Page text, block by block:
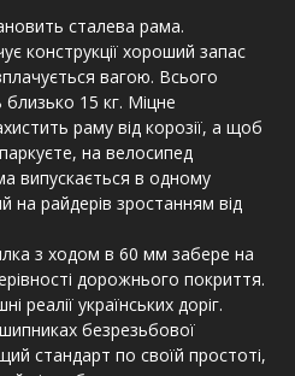
сталева рама.
конструкції хороший запас
вагою. Всього
15 кг. Міцне
раму від корозії, а щоб
на велосипед
випускається в одному
на райдерів зростанням від
з ходом в 60 мм забере на
дорожнього покриття.
реалії українських доріг.
безрезьбової
стандарт по своїй простоті,